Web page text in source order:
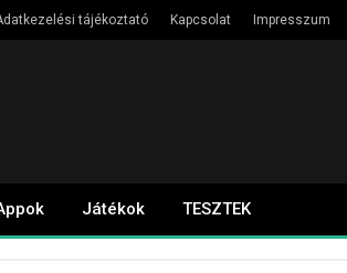
tájékoztató Kapcsolat Impresszum
Játékok TESZTEK